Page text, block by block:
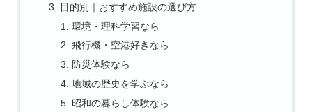
目的別｜おすすめ施設の選び方
環境・理科学習なら
飛行機・空港好きなら
防災体験なら
地域の歴史を学ぶなら
昭和の暮らし体験なら